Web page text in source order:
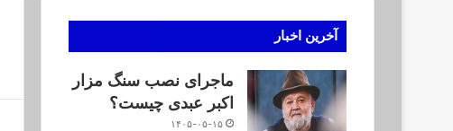
آخرین اخبار
ماجرای نصب سنگ مزار
اکبر عبدی چیست؟
۱۴۰۵-۰۵-۱۵